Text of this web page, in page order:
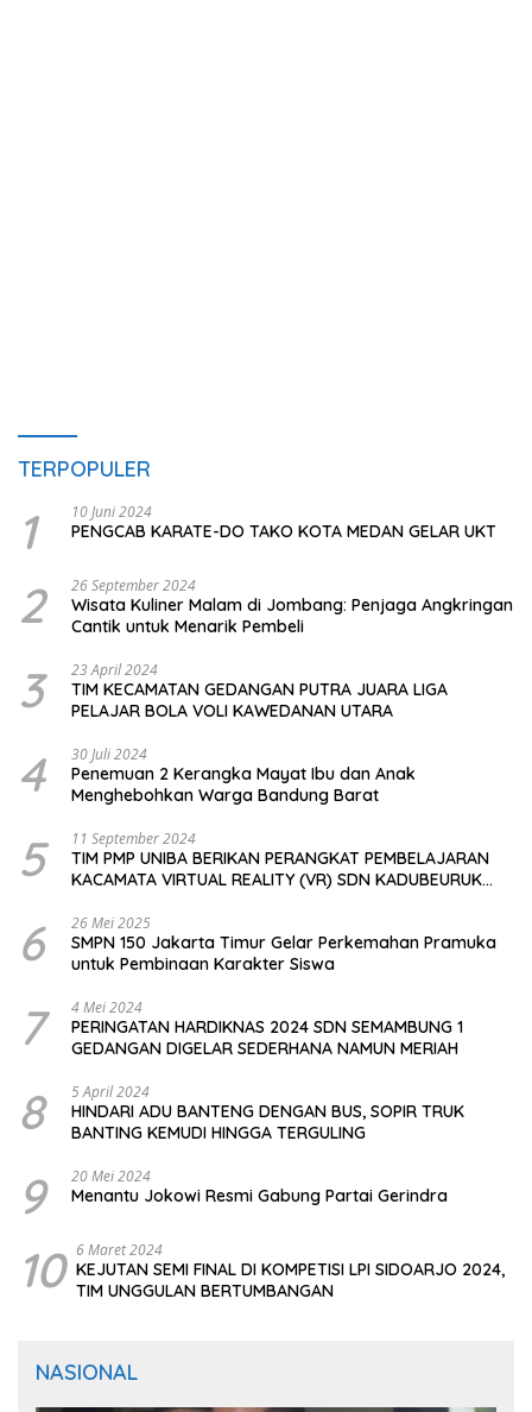
TERPOPULER
1 10 Juni 2024
PENGCAB KARATE-DO TAKO KOTA MEDAN GELAR UKT
2 26 September 2024
Wisata Kuliner Malam di Jombang: Penjaga Angkringan
Cantik untuk Menarik Pembeli
3 23 April 2024
TIM KECAMATAN GEDANGAN PUTRA JUARA LIGA
PELAJAR BOLA VOLI KAWEDANAN UTARA
4 30 Juli 2024
Penemuan 2 Kerangka Mayat Ibu dan Anak
Menghebohkan Warga Bandung Barat
5 11 September 2024
TIM PMP UNIBA BERIKAN PERANGKAT PEMBELAJARAN
KACAMATA VIRTUAL REALITY (VR) SDN KADUBEURUK
6 26 Mei 2025
SMPN 150 Jakarta Timur Gelar Perkemahan Pramuka
untuk Pembinaan Karakter Siswa
7 4 Mei 2024
PERINGATAN HARDIKNAS 2024 SDN SEMAMBUNG 1
GEDANGAN DIGELAR SEDERHANA NAMUN MERIAH
8 5 April 2024
HINDARI ADU BANTENG DENGAN BUS, SOPIR TRUK
BANTING KEMUDI HINGGA TERGULING
9 20 Mei 2024
Menantu Jokowi Resmi Gabung Partai Gerindra
10 6 Maret 2024
KEJUTAN SEMI FINAL DI KOMPETISI LPI SIDOARJO 2024,
TIM UNGGULAN BERTUMBANGAN
NASIONAL